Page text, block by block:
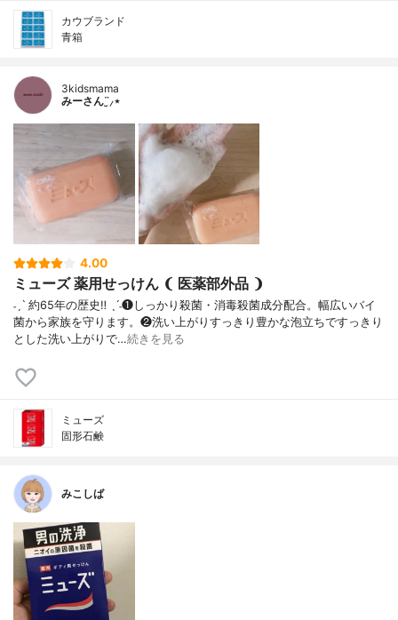
カウブランド
青箱
3kidsmama
みーさん¨̮⸝⋆
4.00
ミューズ 薬用せっけん ❨ 医薬部外品 ❩
˗ˏˋ 約65年の歴史‼︎ ˎˊ˗❶しっかり殺菌・消毒殺菌成分配合。幅広いバイ
菌から家族を守ります。❷洗い上がりすっきり豊かな泡立ちですっきり
とした洗い上がりで…続きを見る
ミューズ
固形石鹸
みこしば